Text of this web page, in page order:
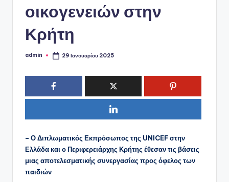
οικογενειών στην
Κρήτη
Συγγραφέας:
admin 29 Ιανουαρίου 2025
– Ο Διπλωματικός Εκπρόσωπος της UNICEF στην
Ελλάδα και ο Περιφερειάρχης Κρήτης έθεσαν τις βάσεις
μιας αποτελεσματικής συνεργασίας προς όφελος των
παιδιών